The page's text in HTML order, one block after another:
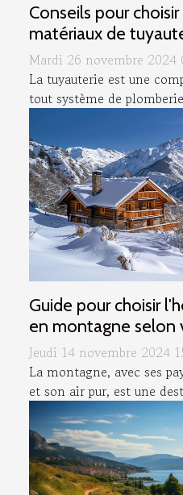
Conseils pour
matériaux de
Mardi 26 novembre 2024
La tuyauterie est une
tout système de
Guide pour choisir
en montagne selon
Jeudi 14 novembre 2024
La montagne, avec ses
et son air pur, est une